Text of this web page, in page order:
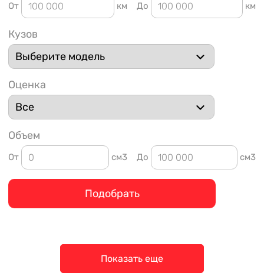
От км До км
Кузов
Оценка
Объем
От см3 До см3
Подобрать
Показать еще